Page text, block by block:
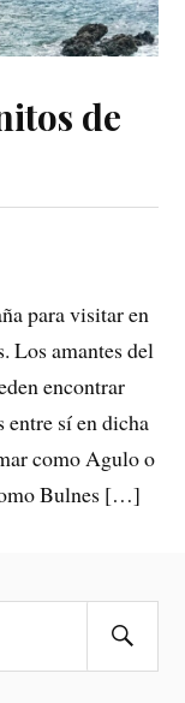
de
para visitar en
Los amantes del
encontrar
entre sí en dicha
como Agulo o
Bulnes […]